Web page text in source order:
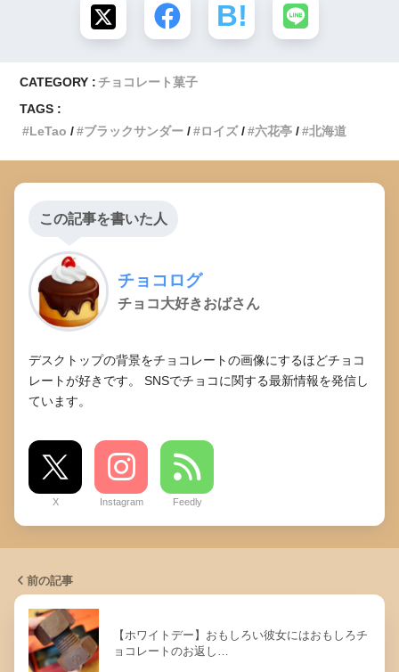
CATEGORY : チョコレート菓子
TAGS :
LeTao
ブラックサンダー ロイズ 六花亭 北海道
この記事を書いた人
チョコログ
チョコ大好きおばさん
デスクトップの背景をチョコレートの画像にするほどチョコ
レートが好きです。 SNSでチョコに関する最新情報を発信し
ています。
X Instagram Feedly
前の記事
【ホワイトデー】おもしろい彼女にはおもしろチ
ョコレートのお返し…